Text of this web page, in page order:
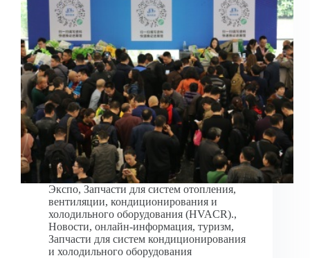
Экспо, Запчасти для систем отопления,
вентиляции, кондиционирования и
холодильного оборудования (HVACR).,
Новости, онлайн-информация, туризм,
Запчасти для систем кондиционирования
и холодильного оборудования